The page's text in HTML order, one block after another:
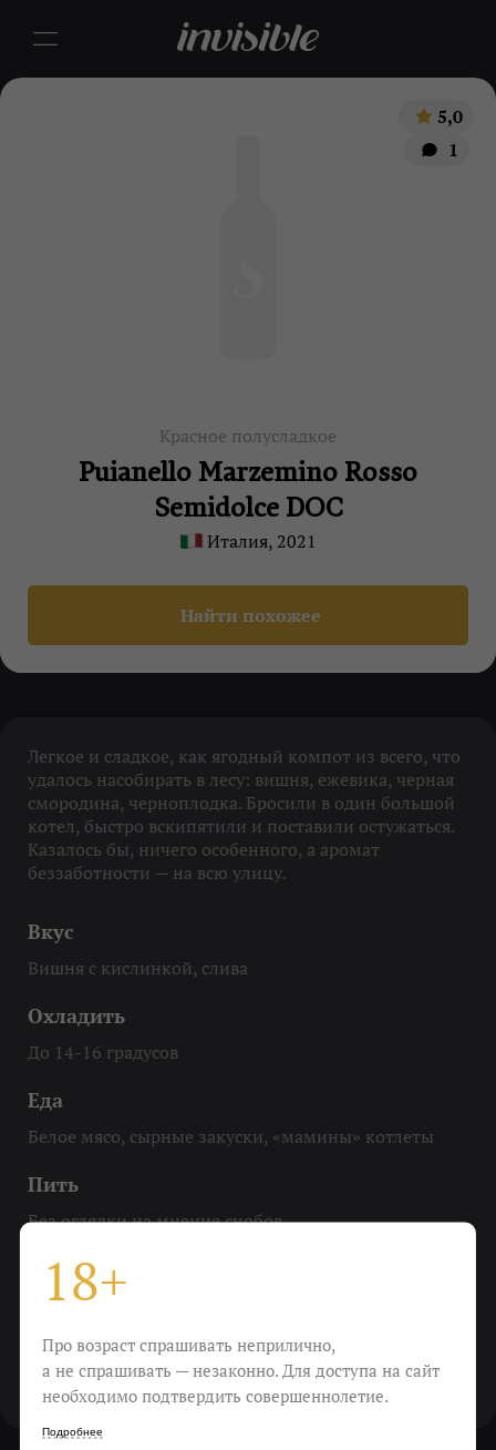
5,0
1
Красное полусладкое
Puianello Marzemino Rosso
Semidolce DOC
Италия, 2021
Найти похожее
Легкое и сладкое, как ягодный компот из всего, что
удалось насобирать в лесу: вишня, ежевика, черная
смородина, черноплодка. Бросили в один большой
котел, быстро вскипятили и поставили остужаться.
Казалось бы, ничего особенного, а аромат
беззаботности — на всю улицу.
Вкус
Вишня с кислинкой, слива
Охладить
До 14-16 градусов
Еда
Белое мясо, сырные закуски, «мамины» котлеты
Пить
Без оглядки на мнение снобов
Виноград
марцемино
Крепость
8,5%
18+
Про возраст спрашивать неприлично,
а не спрашивать — незаконно. Для доступа на сайт
необходимо подтвердить совершеннолетие.
Подробнее